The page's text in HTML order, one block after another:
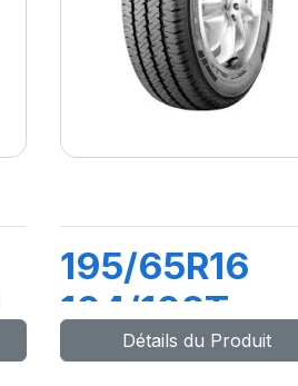
195/65R16
104/102T
MAXMILER
Détails du Produit